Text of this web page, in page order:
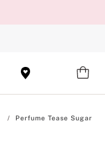
Perfume Tease Sugar